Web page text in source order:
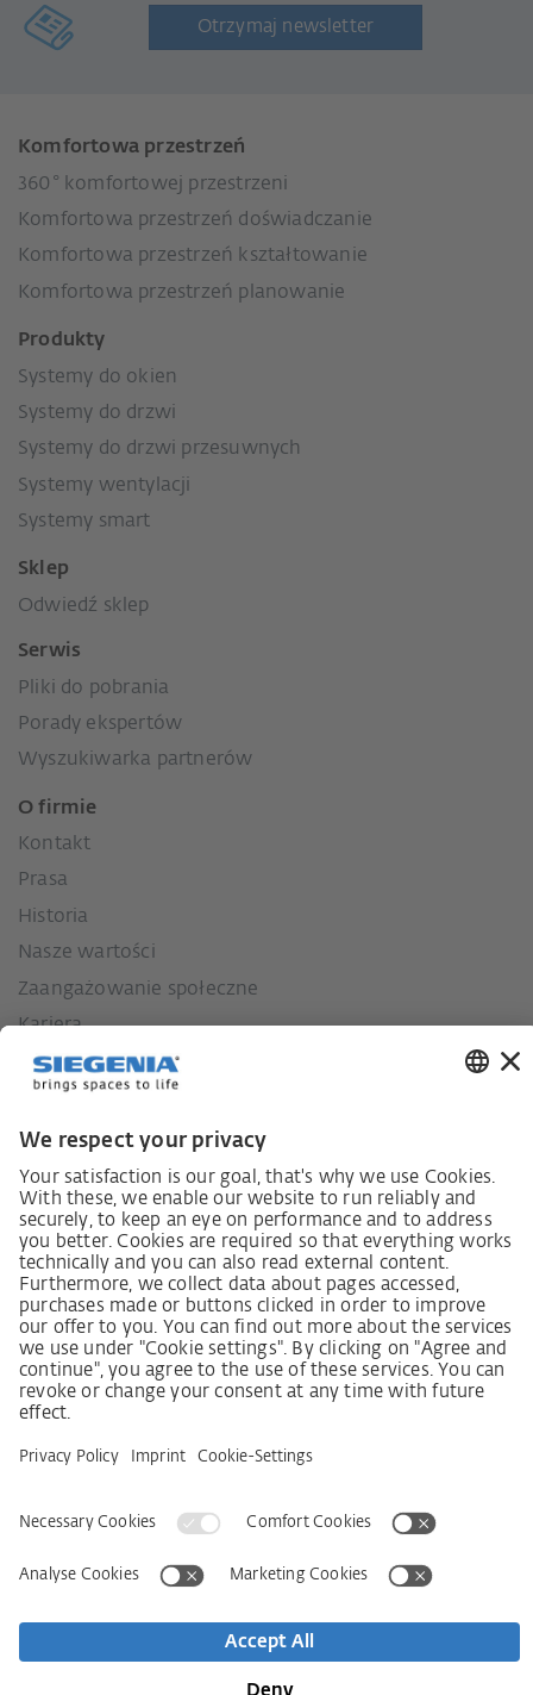
Otrzymaj newsletter
Komfortowa przestrzeń
360° komfortowej przestrzeni
Komfortowa przestrzeń doświadczanie
Komfortowa przestrzeń kształtowanie
Komfortowa przestrzeń planowanie
Produkty
Systemy do okien
Systemy do drzwi
Systemy do drzwi przesuwnych
Systemy wentylacji
Systemy smart
Sklep
Odwiedź sklep
Serwis
Pliki do pobrania
Porady ekspertów
Wyszukiwarka partnerów
O firmie
Kontakt
Prasa
Historia
Nasze wartości
Zaangażowanie społeczne
Kariera
Ustawa o nadzorze nad łańcuchami dostaw
Kodeks postępowania dostawcy
Informacja dotycząca ustawy o należytej staranności
w łańcuchu dostaw (niem. LkSG)
Deklaracja zasad strategii w zakresie praw człowieka
Procedura składania skarg zgodnie z §§ 8, 9 ustawy o
Oświadczenie o ochronie danych osobowych